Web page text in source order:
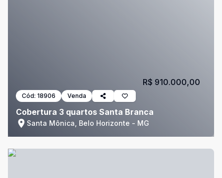
Cód: 18906 Venda
Cobertura 3 quartos Santa Branca
Santa Mônica, Belo Horizonte - MG
R$ 910.000,00